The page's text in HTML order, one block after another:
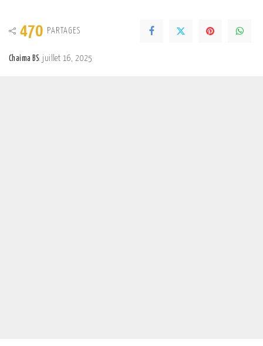
470 PARTAGES
Chaima BS juillet 16, 2025